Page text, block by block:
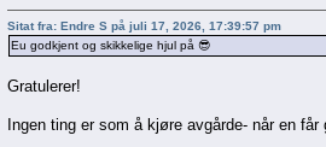
Sitat fra: Endre S på juli 17, 2026, 17:39:57 pm
Eu godkjent og skikkelige hjul på 😎
Gratulerer!
Ingen ting er som å kjøre avgårde- når en får